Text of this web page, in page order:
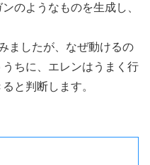
のようなものを生成し、
ましたが、なぜ動けるの
ちに、エレンはうまく行
と判断します。